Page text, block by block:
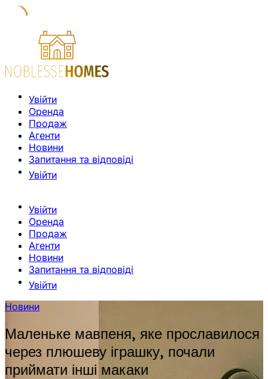
Увійти
Оренда
Продаж
Агенти
Новини
Запитання та відповіді
Увійти
Увійти
Оренда
Продаж
Агенти
Новини
Запитання та відповіді
Увійти
Новини
Маленьке мавпеня, яке прославилося
через плюшеву іграшку, почали
приймати інші макаки